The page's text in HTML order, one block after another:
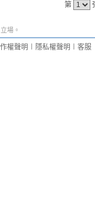
第
場。
權聲明 隱私權聲明 客服